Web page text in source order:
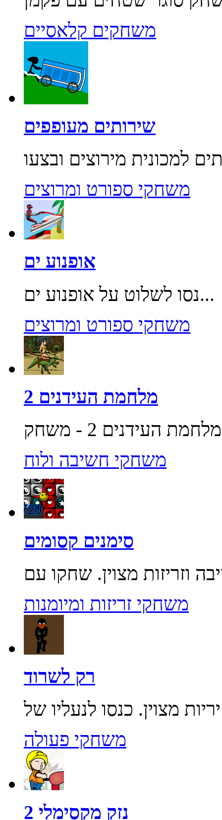
משחקים קלאסיים
שירותים מעופפים
משחקי ספורט ומרוצים
אופנוע ים
נסו לשלוט על אופנוע ים...
משחקי ספורט ומרוצים
מלחמת העידנים 2
משחקי חשיבה ולוח
סימנים קסומים
משחקי זריזות ומיומנות
רק לשרוד
משחקי פעולה
נזק מקסימלי 2